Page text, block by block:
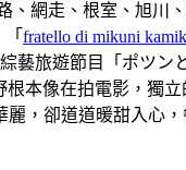
網走、根室、旭川
fratello di mikuni
藝旅遊節目「ポツン
本像在拍電影，獨
，卻道道暖甜入心